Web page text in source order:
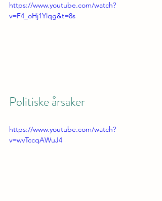
https://www.youtube.com/watch?
v=F4_oHj1Ylqg&t=8s
Politiske årsaker
https://www.youtube.com/watch?
v=wvTccqAWuJ4